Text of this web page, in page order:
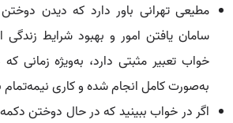
مطیعی تهرانی باور دارد که دیدن
سامان یافتن امور و بهبود شرایط
خواب تعبیر مثبتی دارد، به‌ویژه زمانی که
به‌صورت کامل انجام شده و کاری نیمه‌تمام
اگر در خواب ببینید که در حال دوختن